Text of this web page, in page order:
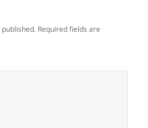
Required fields are